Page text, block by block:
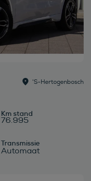
's-Hertogenbosch
76.995
Transmissie
Automaat